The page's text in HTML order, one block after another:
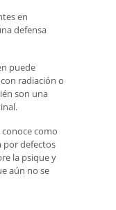
en
defensa
puede
radiación o
son una
como
por defectos
la psique y
aún no se